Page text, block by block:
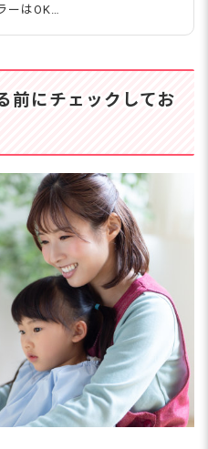
ーはOK
の髪色
の仕事
業ですよ
があるな
高いかも
からと
色でもよ
前にチェックしてお